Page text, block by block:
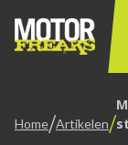
Home/Artikelen/